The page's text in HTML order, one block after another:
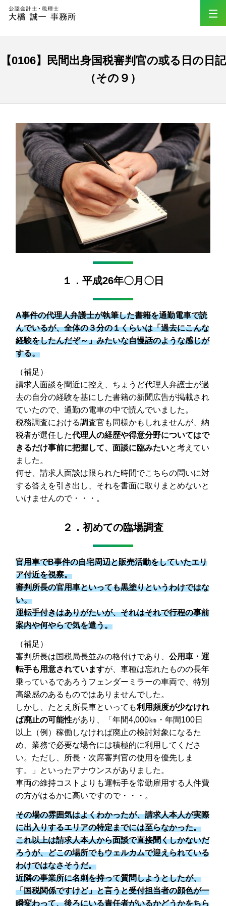
【0106】民間出身国税審判官の或る日の日記
（その９）
１．平成26年〇月〇日
A事件の代理人弁護士が執筆した書籍を通勤電車で読
んでいるが、全体の３分の１くらいは「過去にこんな
経験をしたんだぞ～」みたいな自慢話のような感じが
する。
（補足）
請求人面談を間近に控え、ちょうど代理人弁護士が過
去の自分の経験を基にした書籍の新聞広告が掲載され
ていたので、通勤の電車の中で読んでいました。
税務調査における調査官も同様かもしれませんが、納
税者が選任した代理人の経歴や得意分野についてはで
きるだけ事前に把握して、面談に臨みたいと考えてい
ました。
何せ、請求人面談は限られた時間でこちらの問いに対
する答えを引き出し、それを書面に取りまとめないと
いけませんので・・・。
２．初めての臨場調査
官用車でB事件の自宅周辺と販売活動をしていたエリ
ア付近を視察。
審判所長の官用車といっても黒塗りというわけではな
い。
運転手付きはありがたいが、それはそれで行程の事前
案内や何やらで気を遣う。
（補足）
審判所長は国税局長並みの格付けであり、公用車・運
転手も用意されていますが、車種は忘れたものの長年
乗っているであろうフェンダーミラーの車両で、特別
高級感のあるものではありませんでした。
しかし、たとえ所長車といっても利用頻度が少なけれ
ば廃止の可能性があり、「年間4,000㎞・年間100日
以上（例）稼働しなければ廃止の検討対象になるた
め、業務で必要な場合には積極的に利用してくださ
い。ただし、所長・次席審判官の使用を優先しま
す。」といったアナウンスがありました。
車両の維持コストよりも運転手を常勤雇用する人件費
の方がはるかに高いですので・・・。
その場の雰囲気はよくわかったが、請求人本人が実際
に出入りするエリアの特定までには至らなかった。
これ以上は請求人本人から面談で直接聞くしかないだ
ろうが、どこの場所でもウェルカムで迎えられている
わけではなさそうだ。
近隣の事業所に名刺を持って質問しようとしたが、
「国税関係ですけど」と言うと受付担当者の顔色が一
瞬変わって、後ろにいる責任者がいるかどうかをちら